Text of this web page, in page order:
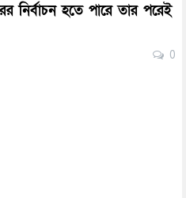
নির্বাচন হতে পারে তার পরেই
0